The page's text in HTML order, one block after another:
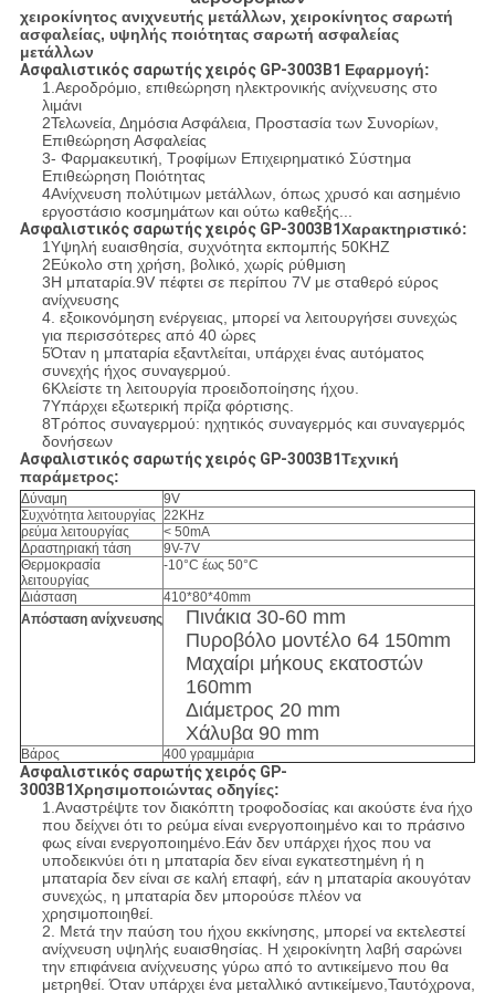
χειροκίνητος ανιχνευτής μετάλλων, χειροκίνητος σαρωτή
ασφαλείας, υψηλής ποιότητας σαρωτή ασφαλείας
μετάλλων
Ασφαλιστικός σαρωτής χειρός GP-3003B1 Εφαρμογή:
1.Αεροδρόμιο, επιθεώρηση ηλεκτρονικής ανίχνευσης στο
λιμάνι
2Τελωνεία, Δημόσια Ασφάλεια, Προστασία των Συνορίων,
Επιθεώρηση Ασφαλείας
3- Φαρμακευτική, Τροφίμων Επιχειρηματικό Σύστημα
Επιθεώρηση Ποιότητας
4Ανίχνευση πολύτιμων μετάλλων, όπως χρυσό και ασημένιο
εργοστάσιο κοσμημάτων και ούτω καθεξής...
Ασφαλιστικός σαρωτής χειρός GP-3003B1Χαρακτηριστικό:
1Υψηλή ευαισθησία, συχνότητα εκπομπής 50KHZ
2Εύκολο στη χρήση, βολικό, χωρίς ρύθμιση
3Η μπαταρία.9V πέφτει σε περίπου 7V με σταθερό εύρος
ανίχνευσης
4. εξοικονόμηση ενέργειας, μπορεί να λειτουργήσει συνεχώς
για περισσότερες από 40 ώρες
5Όταν η μπαταρία εξαντλείται, υπάρχει ένας αυτόματος
συνεχής ήχος συναγερμού.
6Κλείστε τη λειτουργία προειδοποίησης ήχου.
7Υπάρχει εξωτερική πρίζα φόρτισης.
8Τρόπος συναγερμού: ηχητικός συναγερμός και συναγερμός
δονήσεων
Ασφαλιστικός σαρωτής χειρός GP-3003B1Τεχνική
παράμετρος:
Δύναμη
9V
Συχνότητα λειτουργίας 22KHz
ρεύμα λειτουργίας
< 50mA
Δραστηριακή τάση
9V-7V
Θερμοκρασία
λειτουργίας
-10°C έως 50°C
Διάσταση
410*80*40mm
Απόσταση ανίχνευσης
Πινάκια 30-60 mm
Πυροβόλο μοντέλο 64 150mm
Μαχαίρι μήκους εκατοστών
160mm
Διάμετρος 20 mm
Χάλυβα 90 mm
Βάρος 400 γραμμάρια
Ασφαλιστικός σαρωτής χειρός GP-
3003B1Χρησιμοποιώντας οδηγίες:
1.Αναστρέψτε τον διακόπτη τροφοδοσίας και ακούστε ένα ήχο
που δείχνει ότι το ρεύμα είναι ενεργοποιημένο και το πράσινο
φως είναι ενεργοποιημένο.Εάν δεν υπάρχει ήχος που να
υποδεικνύει ότι η μπαταρία δεν είναι εγκατεστημένη ή η
μπαταρία δεν είναι σε καλή επαφή, εάν η μπαταρία ακουγόταν
συνεχώς, η μπαταρία δεν μπορούσε πλέον να
χρησιμοποιηθεί.
2. Μετά την παύση του ήχου εκκίνησης, μπορεί να εκτελεστεί
ανίχνευση υψηλής ευαισθησίας. Η χειροκίνητη λαβή σαρώνει
την επιφάνεια ανίχνευσης γύρω από το αντικείμενο που θα
μετρηθεί. Όταν υπάρχει ένα μεταλλικό αντικείμενο,Ταυτόχρονα,